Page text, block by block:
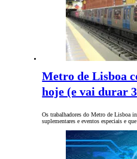
Metro de Lisboa
hoje (e vai durar
Os trabalhadores do Metro de Lisboa
suplementares e eventos especiais e